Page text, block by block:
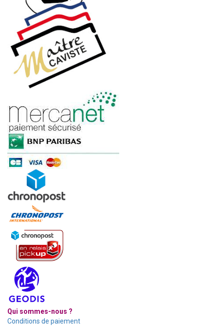
Qui sommes-nous ?
Conditions de paiement